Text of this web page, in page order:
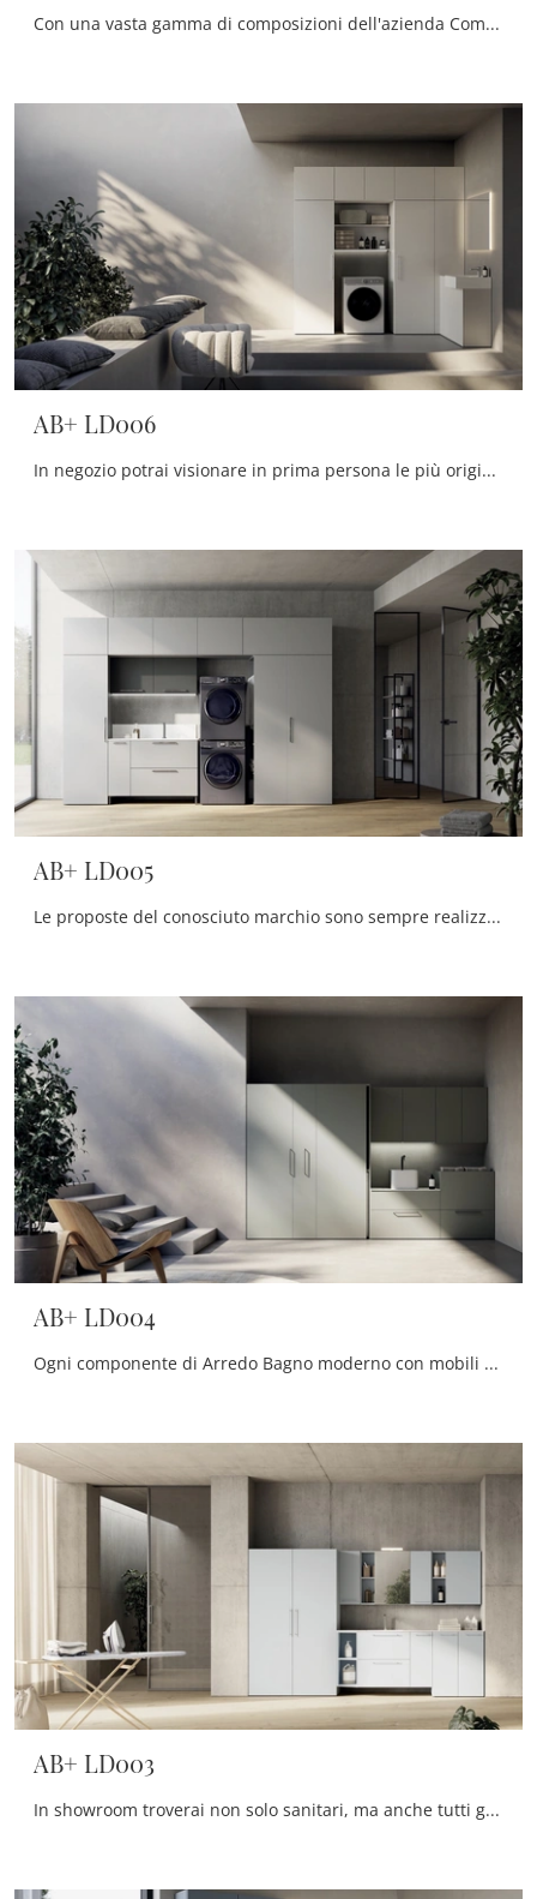
Con una vasta gamma di composizioni dell'azienda Compab potrai progettare il bagno nei minimi particolari, risolvendo le tue problematiche abitative.
AB+ LD006
In negozio potrai visionare in prima persona le più originali composizioni del noto e rinomato marchio: ti aspettiamo per arredare insieme la stanza ...
AB+ LD005
Le proposte del conosciuto marchio sono sempre realizzate in materiali eccellenti, in grado di resistere nel tempo all'azione di umidità e agenti ...
AB+ LD004
Ogni componente di Arredo Bagno moderno con mobili bagno per lavanderia della firma serve a rendere il locale di destinazione uno spazio tutto da ...
AB+ LD003
In showroom troverai non solo sanitari, ma anche tutti gli altri accessori compresi nel concept per la sala da bagno: scopri le più belle proposte di ...